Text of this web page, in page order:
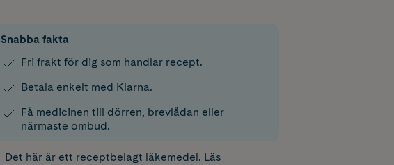
Snabba fakta
Fri frakt för dig som handlar recept.
Betala enkelt med Klarna.
Få medicinen till dörren, brevlådan eller
närmaste ombud.
Det här är ett receptbelagt läkemedel. Läs